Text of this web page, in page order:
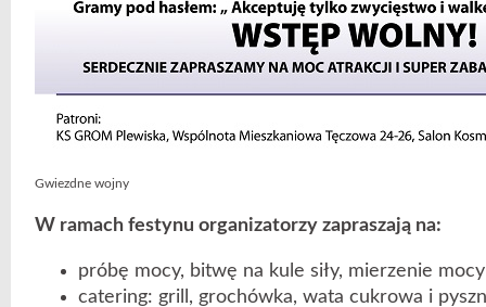
Gwiezdne wojny
W ramach festynu organizatorzy zapraszają na:
próbę mocy, bitwę na kule siły, mierzenie
catering: grill, grochówka, wata cukrowa i